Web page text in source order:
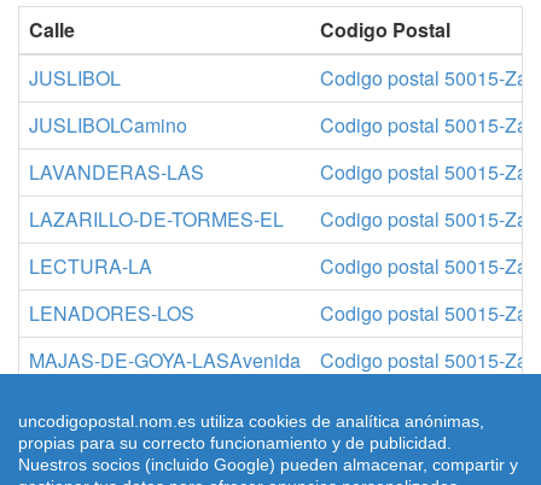
Calle
Codigo Postal
JUSLIBOL
Codigo postal 50015-
JUSLIBOLCamino
Codigo postal 50015-
LAVANDERAS-LAS
Codigo postal 50015-
LAZARILLO-DE-TORMES-EL
Codigo postal 50015-
LECTURA-LA
Codigo postal 50015-
LENADORES-LOS
Codigo postal 50015-
MAJAS-DE-GOYA-LASAvenida
Codigo postal 50015-
uncodigopostal.nom.es utiliza cookies de analítica anónimas,
propias para su correcto funcionamiento y de publicidad.
Nuestros socios (incluido Google) pueden almacenar, compartir y